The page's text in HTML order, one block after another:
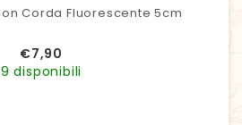
Corda Fluorescente 5cm
€7,90
9 disponibili